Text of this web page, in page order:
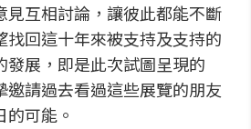
見互相討論，讓彼此都能不斷
找回這十年來被支持及支持的
發展，即是此次試圖呈現的
邀請過去看過這些展覽的朋友
可能。